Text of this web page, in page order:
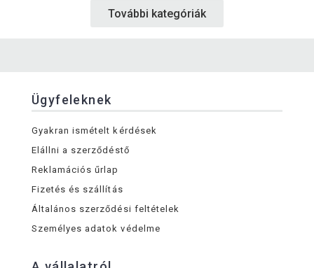
További kategóriák
Ügyfeleknek
Gyakran ismételt kérdések
Elállni a szerződéstő
Reklamációs űrlap
Fizetés és szállítás
Általános szerződési feltételek
Személyes adatok védelme